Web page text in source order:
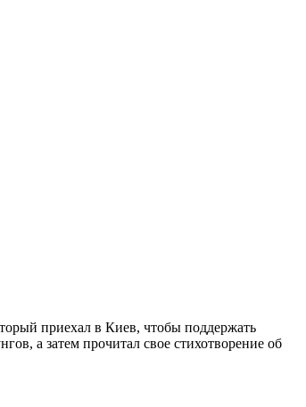
приехал в Киев, чтобы поддержать
а затем прочитал свое стихотворение об